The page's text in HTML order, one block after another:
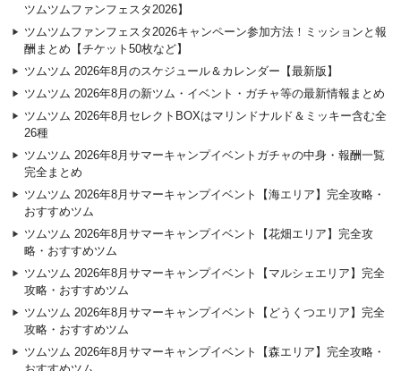
ツムツムファンフェスタ2026】
ツムツムファンフェスタ2026キャンペーン参加方法！ミッションと報
酬まとめ【チケット50枚など】
ツムツム 2026年8月のスケジュール＆カレンダー【最新版】
ツムツム 2026年8月の新ツム・イベント・ガチャ等の最新情報まとめ
ツムツム 2026年8月セレクトBOXはマリンドナルド＆ミッキー含む全
26種
ツムツム 2026年8月サマーキャンプイベントガチャの中身・報酬一覧
完全まとめ
ツムツム 2026年8月サマーキャンプイベント【海エリア】完全攻略・
おすすめツム
ツムツム 2026年8月サマーキャンプイベント【花畑エリア】完全攻
略・おすすめツム
ツムツム 2026年8月サマーキャンプイベント【マルシェエリア】完全
攻略・おすすめツム
ツムツム 2026年8月サマーキャンプイベント【どうくつエリア】完全
攻略・おすすめツム
ツムツム 2026年8月サマーキャンプイベント【森エリア】完全攻略・